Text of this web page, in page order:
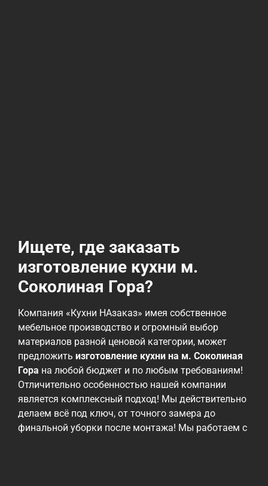
Ищете, где заказать
изготовление кухни м.
Соколиная Гора?
Компания «Кухни НАзаказ» имея собственное
мебельное производство и огромный выбор
материалов разной ценовой категории, может
предложить изготовление кухни на м. Соколиная
Гора на любой бюджет и по любым требованиям!
Отличительно особенностью нашей компании
является комплексный подход! Мы действительно
делаем всё под ключ, от точного замера до
финальной уборки после монтажа! Мы работаем с